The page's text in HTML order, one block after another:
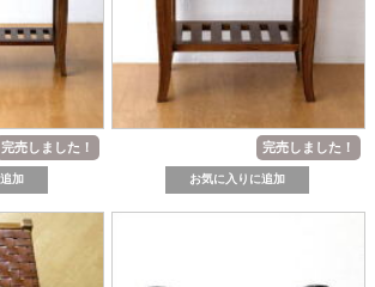
完売しました！ 完売しました！